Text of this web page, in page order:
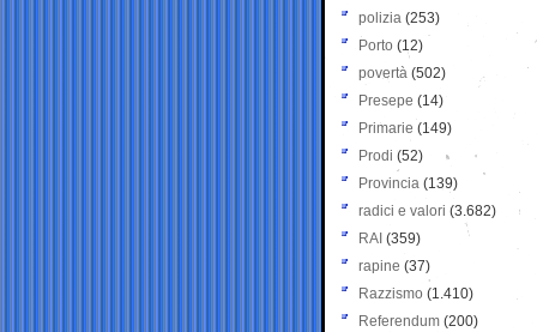
polizia (253)
Porto (12)
povertà (502)
Presepe (14)
Primarie (149)
Prodi (52)
Provincia (139)
radici e valori (3.682)
RAI (359)
rapine (37)
Razzismo (1.410)
Referendum (200)